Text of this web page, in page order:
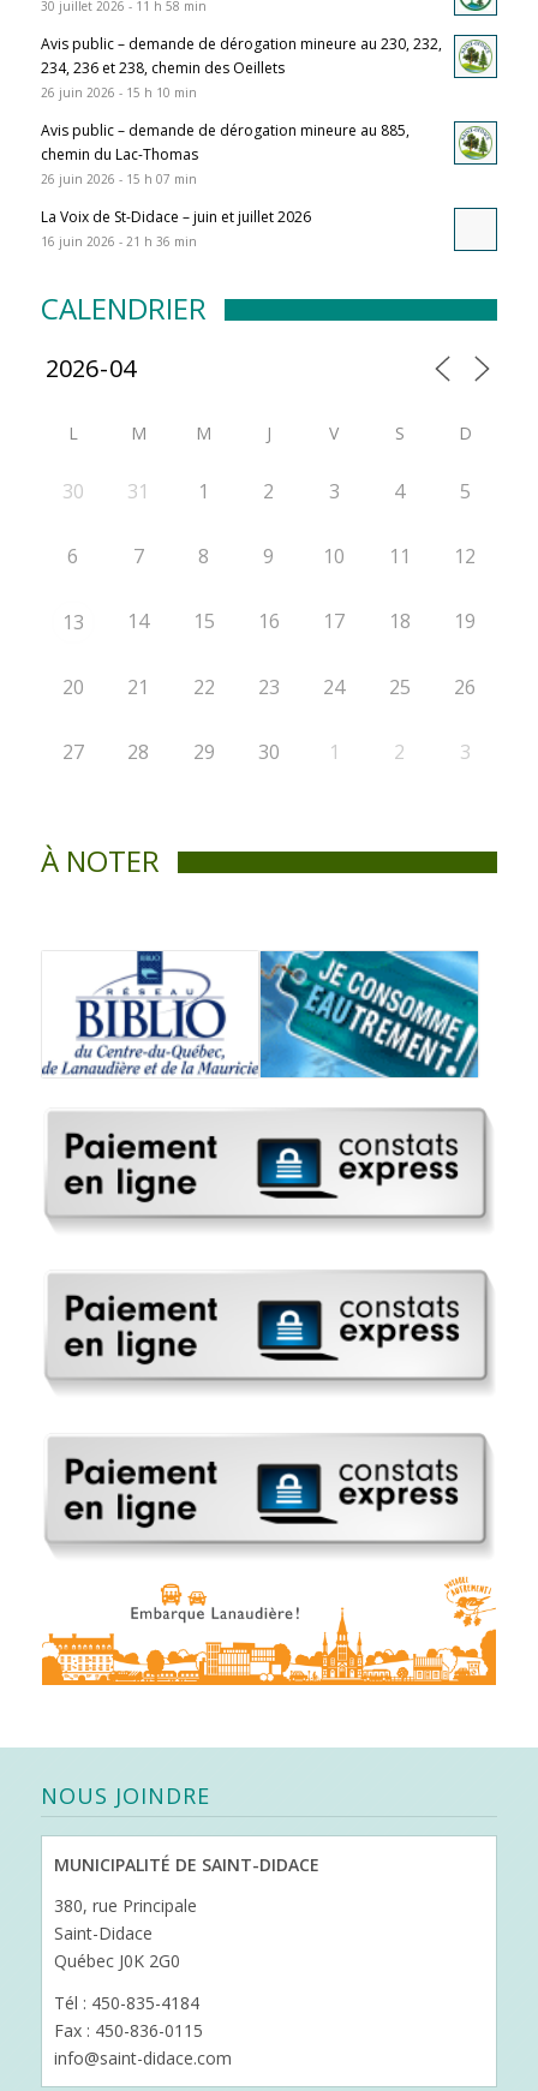
30 juillet 2026 - 11 h 58 min
Avis public – demande de dérogation mineure au 230, 232,
234, 236 et 238, chemin des Oeillets
26 juin 2026 - 15 h 10 min
Avis public – demande de dérogation mineure au 885,
chemin du Lac-Thomas
26 juin 2026 - 15 h 07 min
La Voix de St-Didace – juin et juillet 2026
16 juin 2026 - 21 h 36 min
CALENDRIER
L M M J V S D
30 31 1 2 3 4 5
6 7 8 9 10 11 12
13 14 15 16 17 18 19
20 21 22 23 24 25 26
27 28 29 30 1 2 3
À NOTER
NOUS JOINDRE
MUNICIPALITÉ DE SAINT-DIDACE
380, rue Principale
Saint-Didace
Québec J0K 2G0
Tél : 450-835-4184
Fax : 450-836-0115
info@saint-didace.com